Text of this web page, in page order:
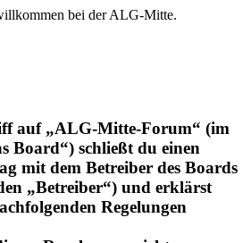
bei der ALG-Mitte.
auf „ALG-Mitte-Forum“ (im
Board“) schließt du einen
mit dem Betreiber des Boards
„Betreiber“) und erklärst
Regelungen